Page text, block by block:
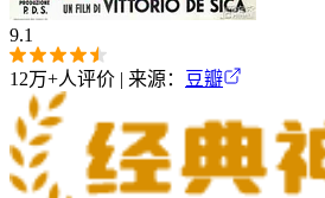
9.1
12万+人评价 | 来源： 豆瓣